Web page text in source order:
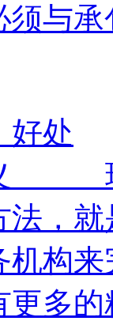
与承
好处
现
法，
构
更多